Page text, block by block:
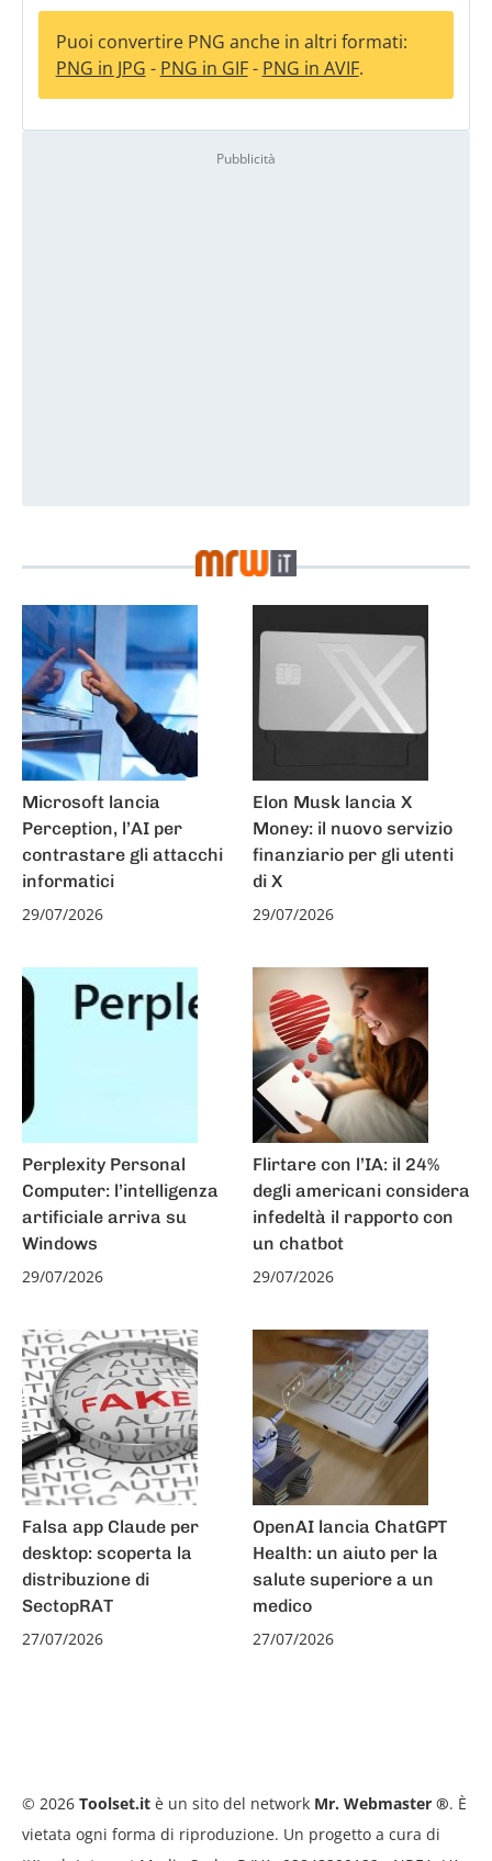
Puoi convertire PNG anche in altri formati:
PNG in JPG - PNG in GIF- PNG in AVIF.
Pubblicità
News
Microsoft lancia
Perception, l’AI per
contrastare gli attacchi
informatici
29/07/2026
Elon Musk lancia X
Money: il nuovo servizio
finanziario per gli utenti
di X
29/07/2026
Perplexity Personal
Computer: l’intelligenza
artificiale arriva su
Windows
29/07/2026
Flirtare con l’IA: il 24%
degli americani considera
infedeltà il rapporto con
un chatbot
29/07/2026
Falsa app Claude per
desktop: scoperta la
distribuzione di
SectopRAT
27/07/2026
OpenAI lancia ChatGPT
Health: un aiuto per la
salute superiore a un
medico
27/07/2026
© 2026 Toolset.it è un sito del network Mr. Webmaster ®. È
vietata ogni forma di riproduzione. Un progetto a cura di